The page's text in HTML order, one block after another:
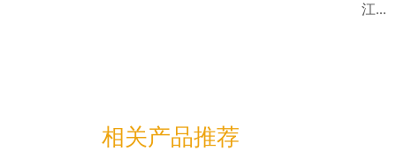
江...
相关产品推荐